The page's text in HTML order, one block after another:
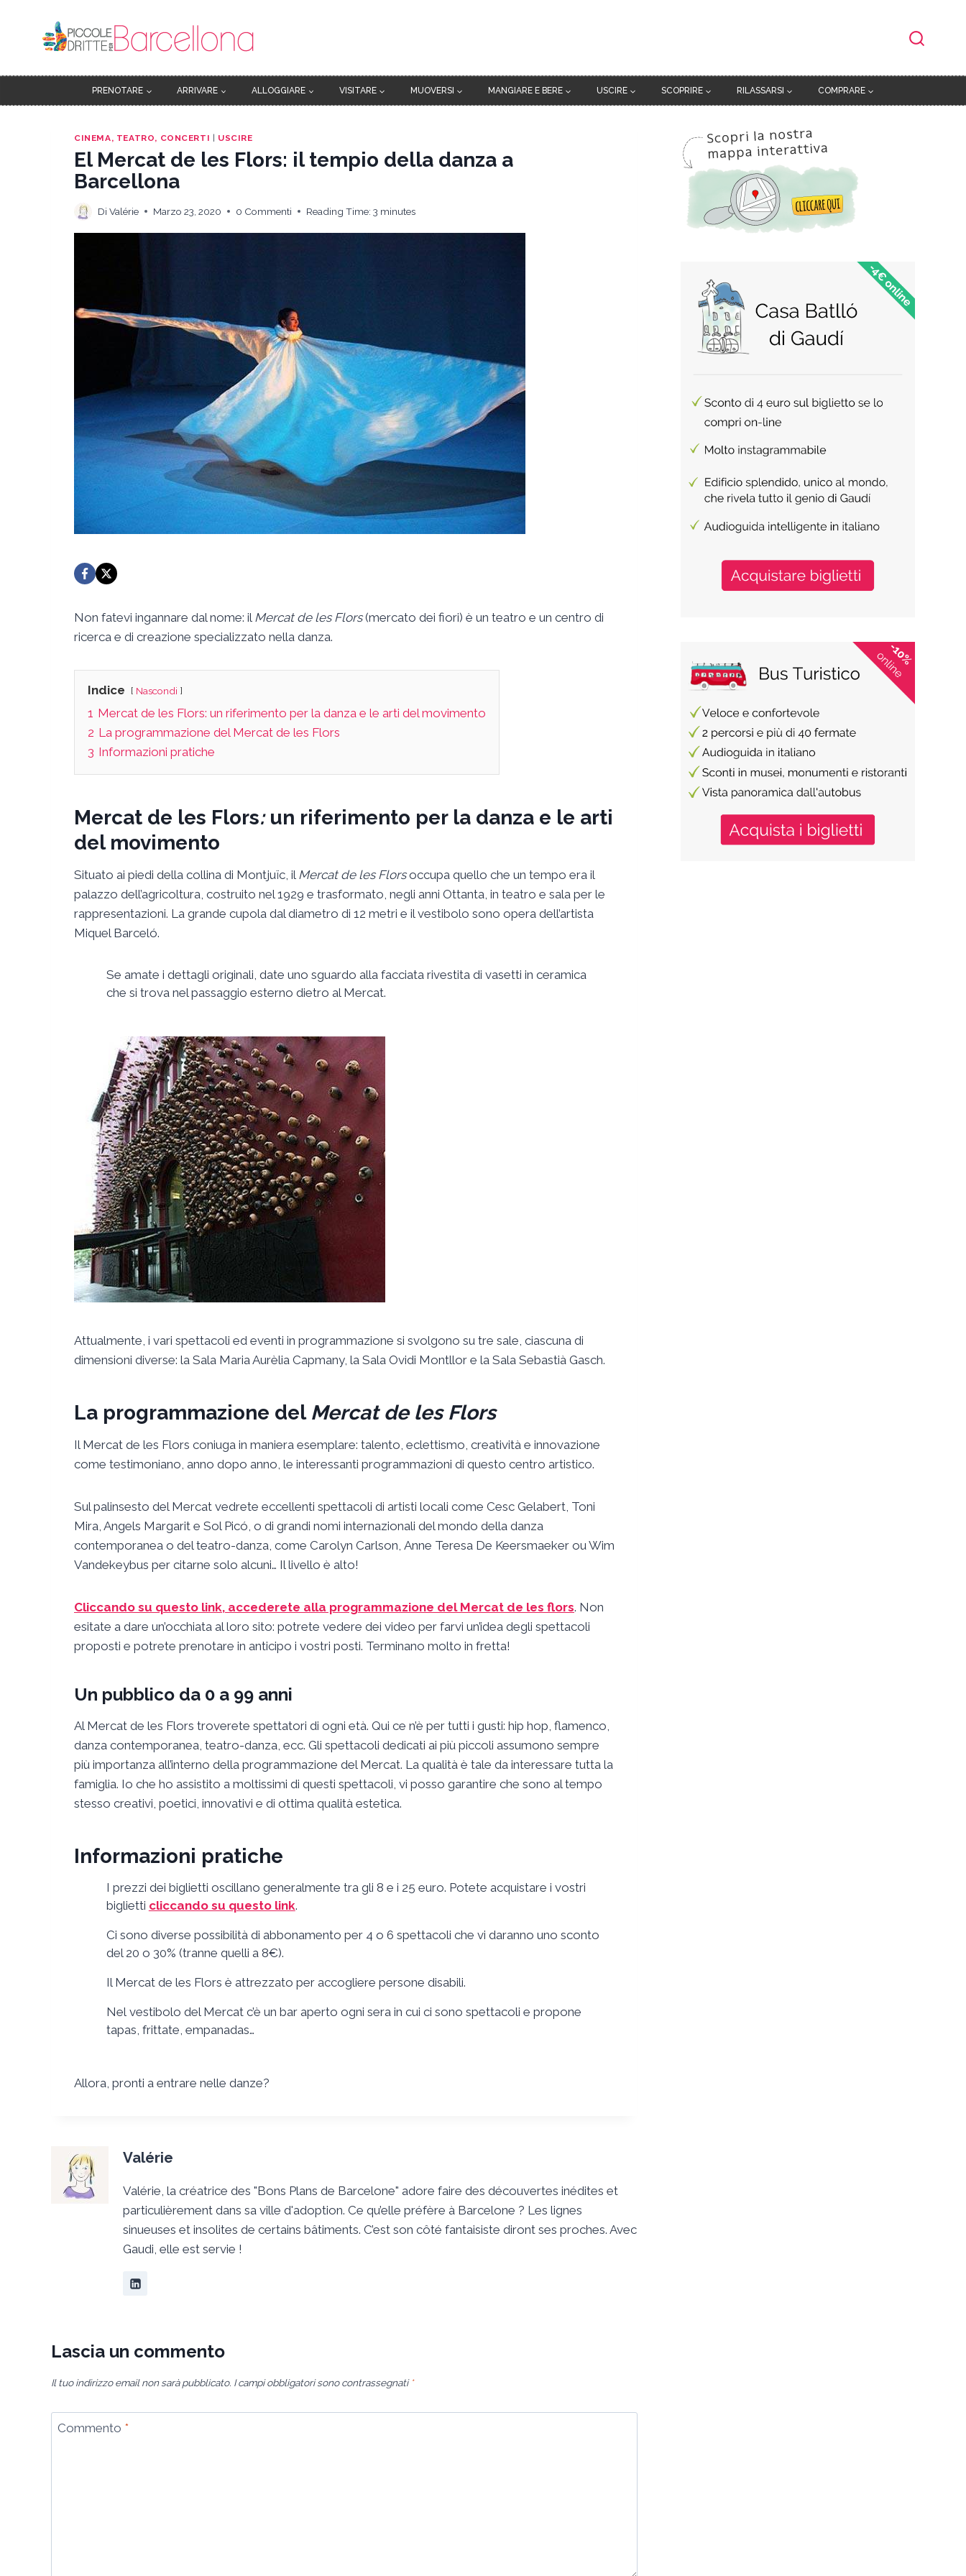
contenuto
PRENOTARE ARRIVARE ALLOGGIARE VISITARE MUOVERSI MANGIARE E BERE USCIRE SCOPRIRE RILASSARSI COMPRARE
CINEMA, TEATRO, CONCERTI USCIRE
El Mercat de les Flors: il tempio della danza a
Barcellona
Di Valérie Marzo 23, 2020 0 Commenti Reading Time: 3 minutes
Non fatevi ingannare dal nome: il Mercat de les Flors(mercato dei fiori) è un teatro e un centro di
ricerca e di creazione specializzato nella danza.
Indice Nascondi
1 Mercat de les Flors: un riferimento per la danza e le arti del movimento
2 La programmazione del Mercat de les Flors
3 Informazioni pratiche
Mercat de les Flors:un riferimento per la danza e le arti
del movimento
Situato ai piedi della collina di Montjuïc, il Mercat de les Florsoccupa quello che un tempo era il
palazzo dell’agricoltura, costruito nel 1929 e trasformato, negli anni Ottanta, in teatro e sala per le
rappresentazioni. La grande cupola dal diametro di 12 metri e il vestibolo sono opera dell’artista
Miquel Barceló.
Se amate i dettagli originali, date uno sguardo alla facciata rivestita di vasetti in ceramica
che si trova nel passaggio esterno dietro al Mercat.
Attualmente, i vari spettacoli ed eventi in programmazione si svolgono su tre sale, ciascuna di
dimensioni diverse: la Sala Maria Aurèlia Capmany, la Sala Ovidi Montllor e la Sala Sebastià Gasch.
La programmazione del Mercat de les Flors
Il Mercat de les Flors coniuga in maniera esemplare: talento, eclettismo, creatività e innovazione
come testimoniano, anno dopo anno, le interessanti programmazioni di questo centro artistico.
Sul palinsesto del Mercat vedrete eccellenti spettacoli di artisti locali come Cesc Gelabert, Toni
Mira, Angels Margarit e Sol Picó, o di grandi nomi internazionali del mondo della danza
contemporanea o del teatro-danza, come Carolyn Carlson, Anne Teresa De Keersmaeker ou Wim
Vandekeybus per citarne solo alcuni… Il livello è alto!
Cliccando su questo link, accederete alla programmazione del Mercat de les flors. Non
esitate a dare un’occhiata al loro sito: potrete vedere dei video per farvi un’idea degli spettacoli
proposti e potrete prenotare in anticipo i vostri posti. Terminano molto in fretta!
Un pubblico da 0 a 99 anni
Al Mercat de les Flors troverete spettatori di ogni età. Qui ce n’è per tutti i gusti: hip hop, flamenco,
danza contemporanea, teatro-danza, ecc. Gli spettacoli dedicati ai più piccoli assumono sempre
più importanza all’interno della programmazione del Mercat. La qualità è tale da interessare tutta la
famiglia. Io che ho assistito a moltissimi di questi spettacoli, vi posso garantire che sono al tempo
stesso creativi, poetici, innovativi e di ottima qualità estetica.
Informazioni pratiche
I prezzi dei biglietti oscillano generalmente tra gli 8 e i 25 euro. Potete acquistare i vostri
biglietti cliccando su questo link.
Ci sono diverse possibilità di abbonamento per 4 o 6 spettacoli che vi daranno uno sconto
del 20 o 30% (tranne quelli a 8€).
Il Mercat de les Flors è attrezzato per accogliere persone disabili.
Nel vestibolo del Mercat c’è un bar aperto ogni sera in cui ci sono spettacoli e propone
tapas, frittate, empanadas…
Allora, pronti a entrare nelle danze?
Valérie
Valérie, la créatrice des "Bons Plans de Barcelone" adore faire des découvertes inédites et
particulièrement dans sa ville d'adoption. Ce qu’elle préfère à Barcelone ? Les lignes
sinueuses et insolites de certains bâtiments. C’est son côté fantaisiste diront ses proches. Avec
Gaudi, elle est servie !
Lascia un commento
Il tuo indirizzo email non sarà pubblicato. I campi obbligatori sono contrassegnati *
Commento *